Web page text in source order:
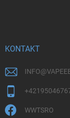
KONTAKT
INFO@
WWTSRO